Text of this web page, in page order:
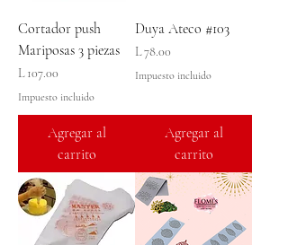
Cortador push
Mariposas 3 piezas
Precio
L 107.00
Impuesto incluido
Agregar al
carrito
Duya Ateco #103
Precio
L 78.00
Impuesto incluido
Agregar al
carrito